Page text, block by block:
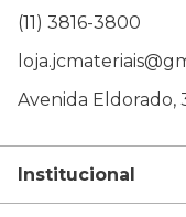
(11) 3816-3800
Avenida Eldorado,
Institucional